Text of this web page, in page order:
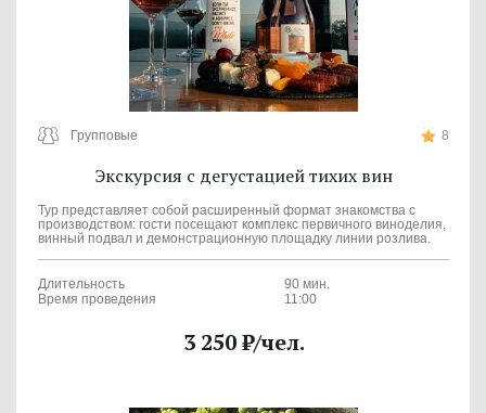
Групповые 8
Экскурсия с дегустацией тихих вин
Тур представляет собой расширенный формат знакомства с
производством: гости посещают комплекс первичного виноделия,
винный подвал и демонстрационную площадку линии розлива.
Длительность
90 мин.
Время проведения
11:00
3 250₽/чел.